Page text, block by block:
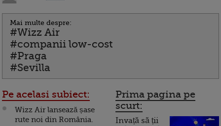
Mai multe despre:
#Wizz Air
#companii low-cost
#Praga
#Sevilla
Pe acelasi subiect:
Wizz Air lansează șase
rute noi din România.
Prima pagina pe
scurt:
Invață să ții